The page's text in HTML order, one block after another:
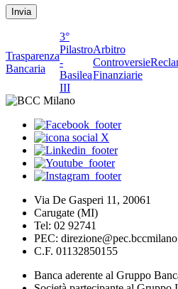
Trasparenza
Bancaria
3°
Pilastro
-
Basilea
III
Arbitro
Controversie
Finanziarie
Via De Gasperi 11, 20061
Carugate (MI)
Tel: 02 92741
PEC:
C.F. 01132850155
Banca aderente al Gruppo